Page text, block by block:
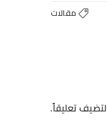
مقالات
لتضيف تعليقاً.